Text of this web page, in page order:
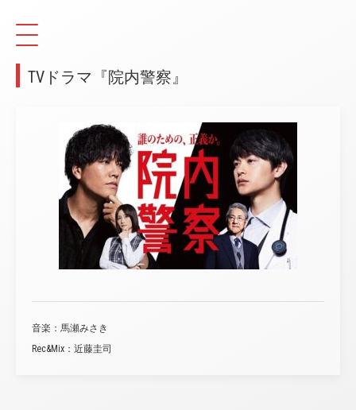
TVドラマ『院内警察』
音楽：馬瀬みさき
Rec&Mix：近藤圭司